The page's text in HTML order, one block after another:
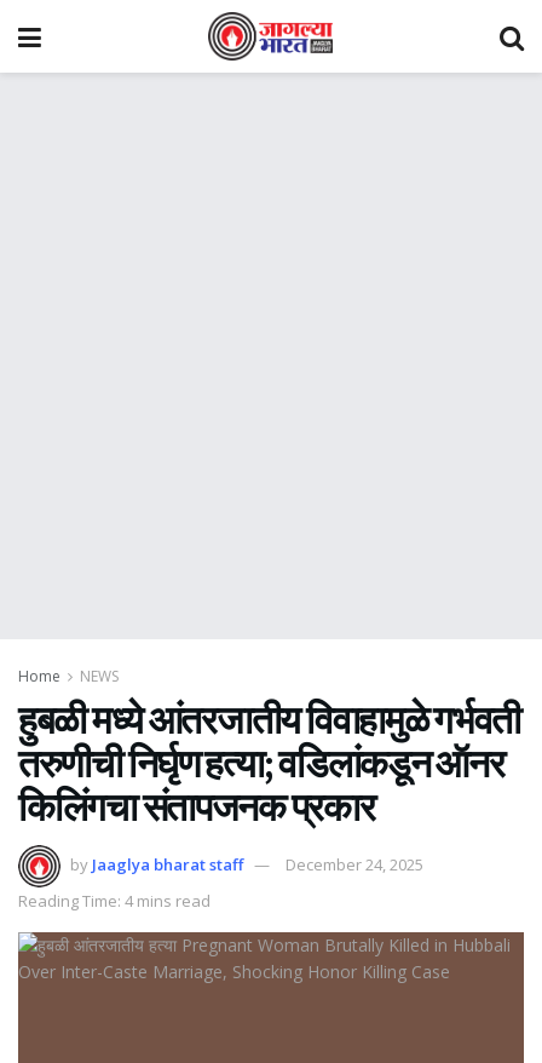
Home NEWS
हुबळी मध्ये आंतरजातीय विवाहामुळे गर्भवती
तरुणीची निर्घृण हत्या; वडिलांकडून ऑनर
किलिंगचा संतापजनक प्रकार
by Jaaglya bharat staff
December 24, 2025
Reading Time: 4 mins read